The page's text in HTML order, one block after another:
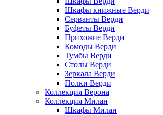
Шкафы книжные Верди
Серванты Верди
Буфеты Верди
Прихожие Верди
Комоды Верди
Тумбы Верди
Столы Верди
Зеркала Верди
Полки Верди
Коллекция Верона
Коллекция Милан
Шкафы Милан